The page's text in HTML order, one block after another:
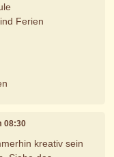
Ferien
08:30
kreativ sein